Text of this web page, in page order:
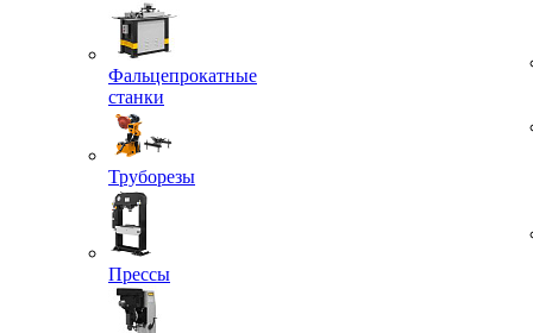
Фальцепрокатные
станки
Труборезы
Прессы